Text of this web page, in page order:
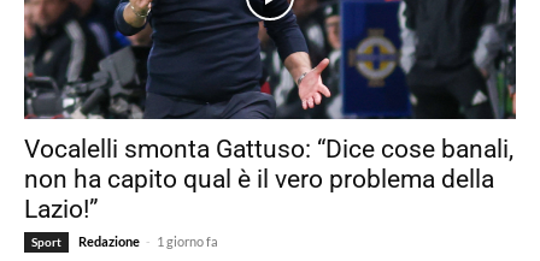
Vocalelli smonta Gattuso: “Dice cose banali,
non ha capito qual è il vero problema della
Lazio!”
Sport Redazione - 1 giorno fa